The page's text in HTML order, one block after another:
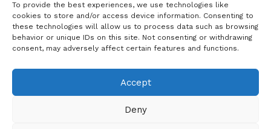
To provide the best experiences, we use technologies like
cookies to store and/or access device information. Consenting to
these technologies will allow us to process data such as browsing
behavior or unique IDs on this site. Not consenting or withdrawing
consent, may adversely affect certain features and functions.
Accept
Deny
Bieži uzdoti jautājumi
Kur pirkt?
Sīkdatņu politika